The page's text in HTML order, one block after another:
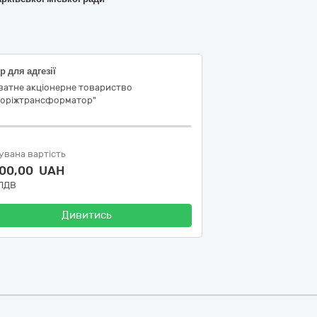
для адгезії
акціонерне товариство
вартість
UAH
Дивитись